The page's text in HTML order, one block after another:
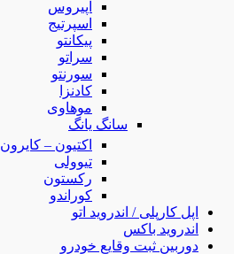
اپیروس
اسپرتیج
پیکانتو
سراتو
سورنتو
کادنزا
موهاوی
سانگ یانگ
اکتیون – کایرون
تیوولی
رکستون
کوراندو
اپل کارپلی / اندروید اتو
اندروید باکس
دوربین ثبت وقایع خودرو